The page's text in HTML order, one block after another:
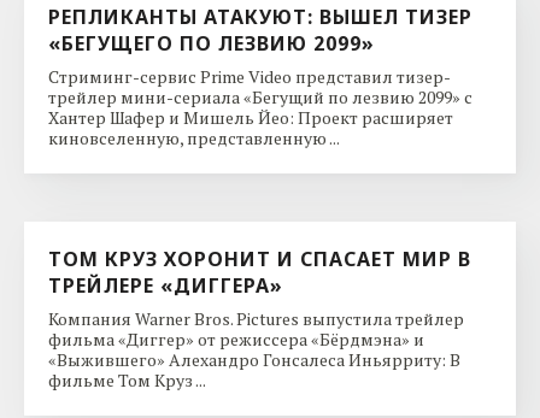
РЕПЛИКАНТЫ АТАКУЮТ: ВЫШЕЛ ТИЗЕР
«БЕГУЩЕГО ПО ЛЕЗВИЮ 2099»
Стриминг-сервис Prime Video представил тизер-
трейлер мини-сериала «Бегущий по лезвию 2099» с
Хантер Шафер и Мишель Йео: Проект расширяет
киновселенную, представленную ...
ТОМ КРУЗ ХОРОНИТ И СПАСАЕТ МИР В
ТРЕЙЛЕРЕ «ДИГГЕРА»
Компания Warner Bros. Pictures выпустила трейлер
фильма «Диггер» от режиссера «Бёрдмэна» и
«Выжившего» Алехандро Гонсалеса Иньярриту: В
фильме Том Круз ...